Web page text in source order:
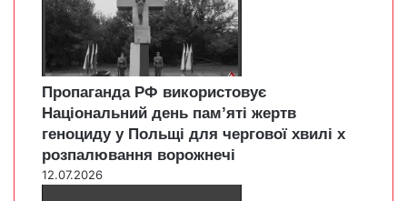
Пропаганда РФ використовує
Національний день пам’яті жертв
геноциду у Польщі для чергової хвилі х
розпалювання ворожнечі
12.07.2026